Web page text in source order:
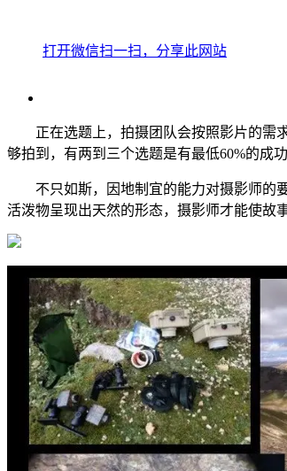
打开微信扫一扫，分享此网站
正在选题上，拍摄团队会按照影片的需求
够拍到，有两到三个选题是有最低60%的成
不只如斯，因地制宜的能力对摄影师的要
活泼物呈现出天然的形态，摄影师才能使故